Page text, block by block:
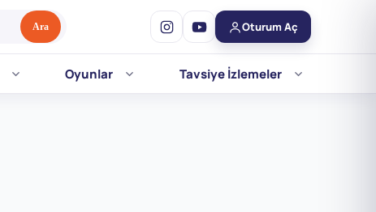
Ara Oturum Aç
Oyunlar Tavsiye İzlemeler